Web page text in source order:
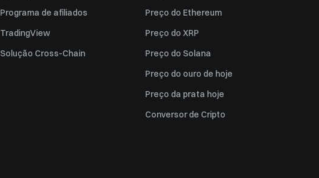
Programa de afiliados
TradingView
Solução Cross-Chain
Preço do Ethereum
Preço do XRP
Preço do Solana
Preço do ouro de hoje
Preço da prata hoje
Conversor de Cripto